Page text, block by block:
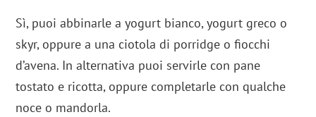
Sì, puoi abbinarle a yogurt bianco, yogurt greco o
skyr, oppure a una ciotola di porridge o fiocchi
d’avena. In alternativa puoi servirle con pane
tostato e ricotta, oppure completarle con qualche
noce o mandorla.